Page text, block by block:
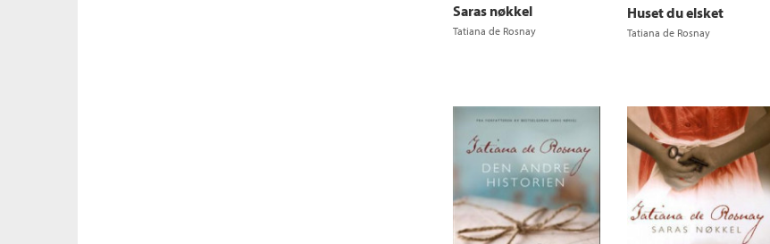
Saras nøkkel
Tatiana de Rosnay
Huset du elsket
Tatiana de Rosnay